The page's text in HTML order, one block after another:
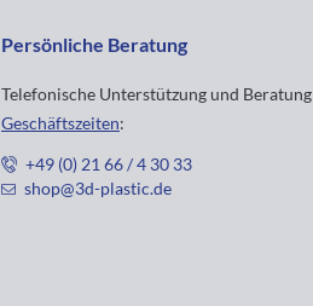
Persönliche Beratung
Telefonische Unterstützung und Beratung
Geschäftszeiten:
+49 (0) 21 66 / 4 30 33
shop@3d-plastic.de